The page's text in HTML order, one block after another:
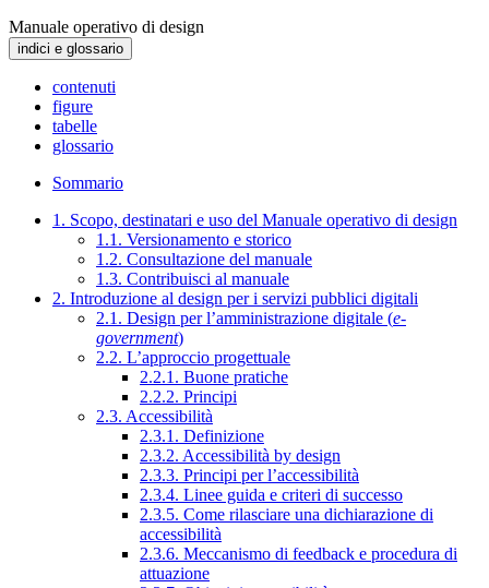
Manuale operativo di design
indici e glossario
contenuti
figure
tabelle
glossario
Sommario
1. Scopo, destinatari e uso del Manuale operativo di design
1.1. Versionamento e storico
1.2. Consultazione del manuale
1.3. Contribuisci al manuale
2. Introduzione al design per i servizi pubblici digitali
2.1. Design per l’amministrazione digitale (e-
government)
2.2. L’approccio progettuale
2.2.1. Buone pratiche
2.2.2. Principi
2.3. Accessibilità
2.3.1. Definizione
2.3.2. Accessibilità by design
2.3.3. Principi per l’accessibilità
2.3.4. Linee guida e criteri di successo
2.3.5. Come rilasciare una dichiarazione di
accessibilità
2.3.6. Meccanismo di feedback e procedura di
attuazione